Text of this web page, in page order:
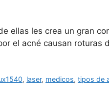
ellas les crea un gran
el acné causan
, laser, medicos,tipos de